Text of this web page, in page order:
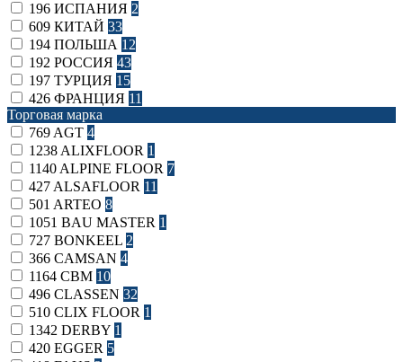
196 ИСПАНИЯ 2
609 КИТАЙ 33
194 ПОЛЬША 12
192 РОССИЯ 43
197 ТУРЦИЯ 15
426 ФРАНЦИЯ 11
Торговая марка
769 AGT 4
1238 ALIXFLOOR 1
1140 ALPINE FLOOR 7
427 ALSAFLOOR 11
501 ARTEO 8
1051 BAU MASTER 1
727 BONKEEL 2
366 CAMSAN 4
1164 CBM 10
496 CLASSEN 32
510 CLIX FLOOR 1
1342 DERBY 1
420 EGGER 5